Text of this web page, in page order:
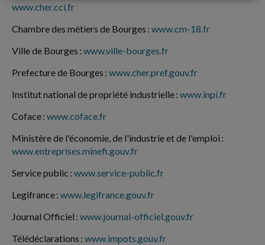
www.cher.cci.fr
Chambre des métiers de Bourges : www.cm-18.fr
Ville de Bourges : www.ville-bourges.fr
Prefecture de Bourges : www.cher.pref.gouv.fr
Institut national de propriété industrielle : www.inpi.fr
Coface : www.coface.fr
Ministère de l'économie, de l'industrie et de l'emploi :
www.entreprises.minefi.gouv.fr
Service public : www.service-public.fr
Legifrance : www.legifrance.gouv.fr
Journal Officiel : www.journal-officiel.gouv.fr
Télédéclarations : www.impots.gouv.fr